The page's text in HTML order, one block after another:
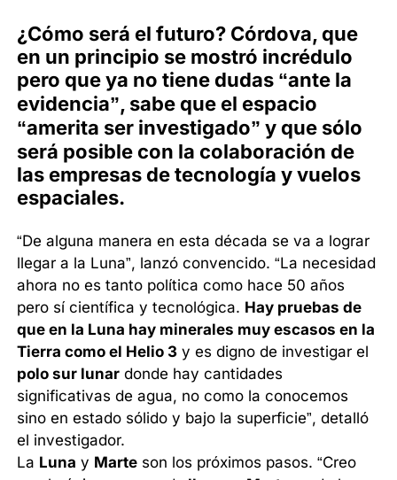
¿Cómo será el futuro? Córdova, que
en un principio se mostró incrédulo
pero que ya no tiene dudas “ante la
evidencia”, sabe que el espacio
“amerita ser investigado” y que sólo
será posible con la colaboración de
las empresas de tecnología y vuelos
espaciales.
“De alguna manera en esta década se va a lograr
llegar a la Luna”, lanzó convencido. “La necesidad
ahora no es tanto política como hace 50 años
pero sí científica y tecnológica. Hay pruebas de
que en la Luna hay minerales muy escasos en la
Tierra como el Helio 3 y es digno de investigar el
polo sur lunar donde hay cantidades
significativas de agua, no como la conocemos
sino en estado sólido y bajo la superficie”, detalló
el investigador.
La Luna y Marte son los próximos pasos. “Creo